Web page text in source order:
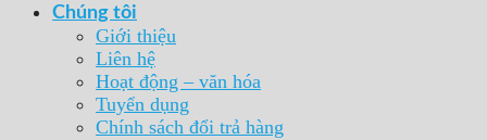
Chúng tôi
Giới thiệu
Liên hệ
Hoạt động – văn hóa
Tuyển dụng
Chính sách đổi trả hàng